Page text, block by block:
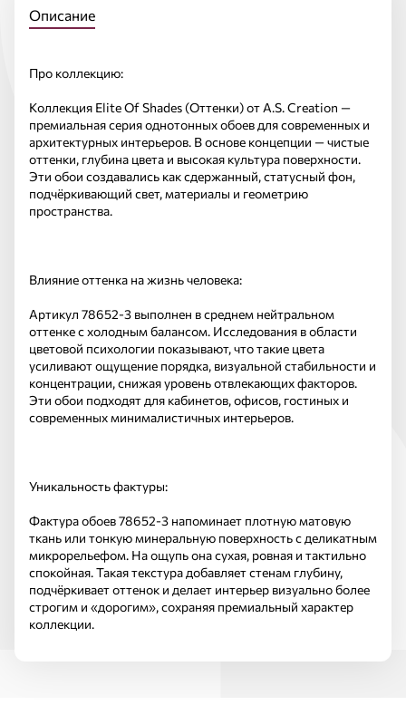
Описание
Про коллекцию:
Коллекция Elite Of Shades (Оттенки) от A.S. Creation —
премиальная серия однотонных обоев для современных и
архитектурных интерьеров. В основе концепции — чистые
оттенки, глубина цвета и высокая культура поверхности.
Эти обои создавались как сдержанный, статусный фон,
подчёркивающий свет, материалы и геометрию
пространства.
Влияние оттенка на жизнь человека:
Артикул 78652-3 выполнен в среднем нейтральном
оттенке с холодным балансом. Исследования в области
цветовой психологии показывают, что такие цвета
усиливают ощущение порядка, визуальной стабильности и
концентрации, снижая уровень отвлекающих факторов.
Эти обои подходят для кабинетов, офисов, гостиных и
современных минималистичных интерьеров.
Уникальность фактуры:
Фактура обоев 78652-3 напоминает плотную матовую
ткань или тонкую минеральную поверхность с деликатным
микрорельефом. На ощупь она сухая, ровная и тактильно
спокойная. Такая текстура добавляет стенам глубину,
подчёркивает оттенок и делает интерьер визуально более
строгим и «дорогим», сохраняя премиальный характер
коллекции.